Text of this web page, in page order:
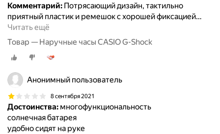
Комментарий: Потрясающий дизайн, тактильно
приятный пластик и ремешок с хорошей фиксацией…
Читать ещё
Товар — Наручные часы CASIO G-Shock
Анонимный пользователь
8 сентября 2021
Достоинства: многофункциональность
солнечная батарея
удобно сидят на руке